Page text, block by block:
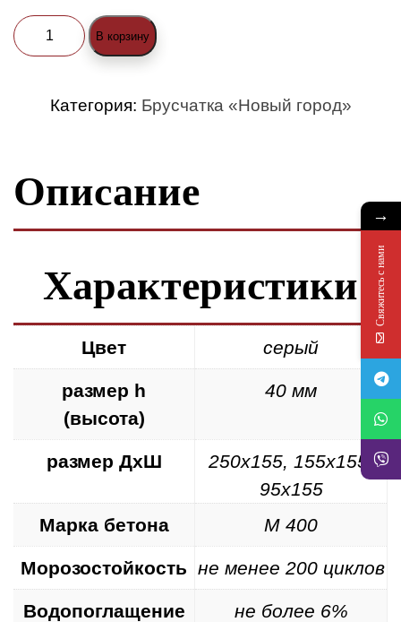
Количество
товара
(h40мм)
В корзину
Категория: Брусчатка «Новый город»
Описание
Характеристики
Цвет серый
размер h
(высота)
40 мм
размер ДхШ
250х155, 155х155,
95х155
Марка бетона
М 400
Морозостойкость не менее 200 циклов
Водопоглащение не более 6%
→
Свяжитесь с нами